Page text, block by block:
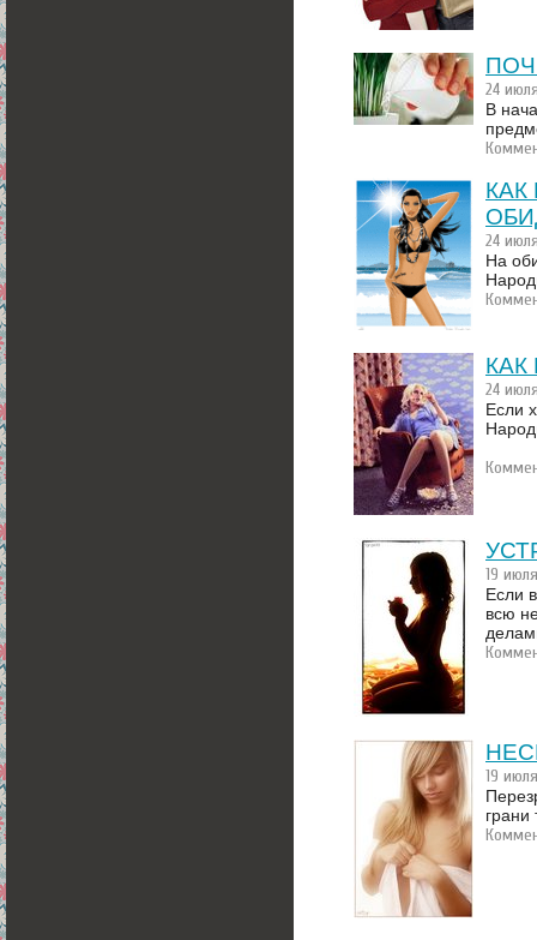
24
В
24
На
24
Если
19
Если
всю
19
грани